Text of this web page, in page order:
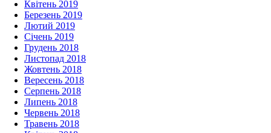
Квітень 2019
Березень 2019
Лютий 2019
Січень 2019
Грудень 2018
Листопад 2018
Жовтень 2018
Вересень 2018
Серпень 2018
Липень 2018
Червень 2018
Травень 2018